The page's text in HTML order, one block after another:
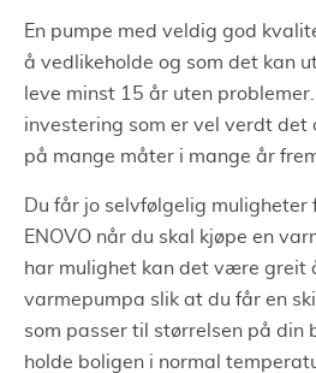
En pumpe med veldig god
å vedlikeholde og som det kan
leve minst 15 år uten
investering som er vel verdt det
på mange måter i mange år
Du får jo selvfølgelig
ENOVO når du skal kjøpe en
har mulighet kan det være greit
varmepumpa slik at du får en
som passer til størrelsen på din
holde boligen i normal